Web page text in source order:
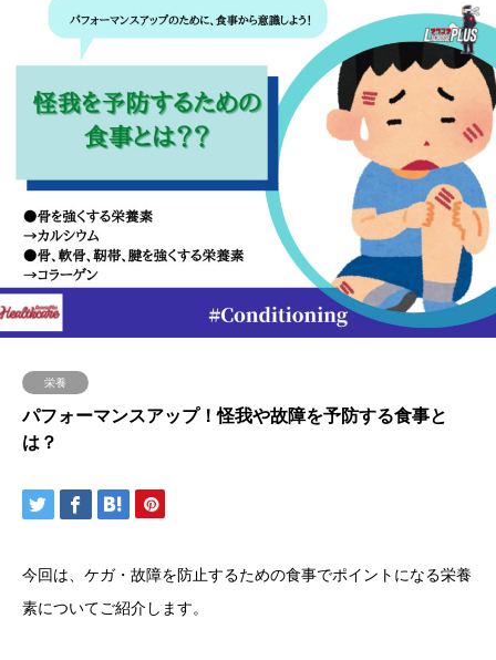
栄養
パフォーマンスアップ！怪我や故障を予防する食事と
は？
今回は、ケガ・故障を防止するための食事でポイントになる栄養
素についてご紹介します。